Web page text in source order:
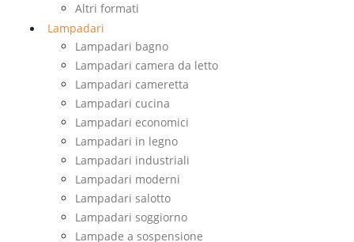
Altri formati
Lampadari
Lampadari bagno
Lampadari camera da letto
Lampadari cameretta
Lampadari cucina
Lampadari economici
Lampadari in legno
Lampadari industriali
Lampadari moderni
Lampadari salotto
Lampadari soggiorno
Lampade a sospensione